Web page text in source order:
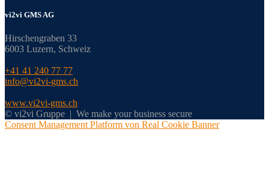
vi2vi GMS AG
Hirschengraben 33
6003 Luzern, Schweiz
+41 41 240 77 77
info@vi2vi-gms.ch
www.vi2vi-gms.ch
© vi2vi Gruppe | We make your business secure
Consent Management Platform von Real Cookie Banner